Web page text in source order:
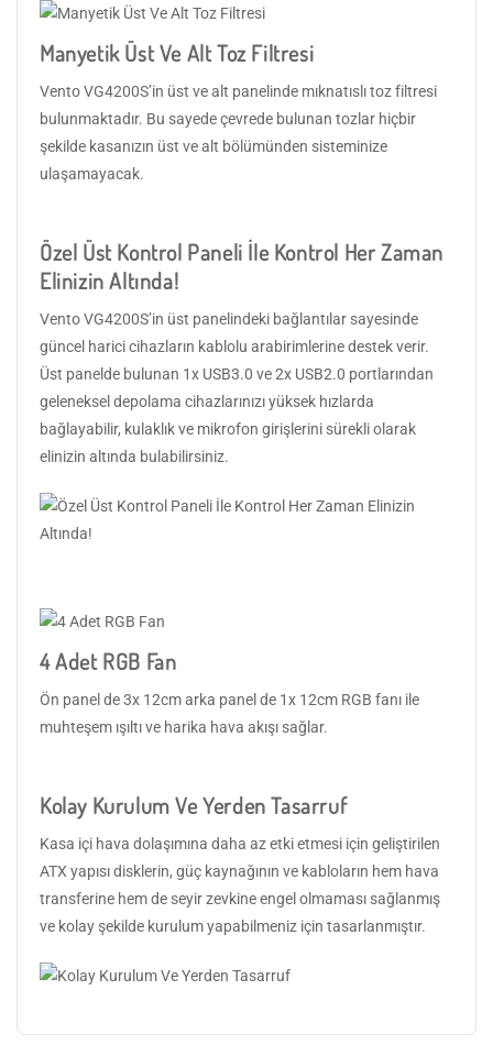
Manyetik Üst Ve Alt Toz Filtresi
Vento VG4200S’in üst ve alt panelinde mıknatıslı toz filtresi
bulunmaktadır. Bu sayede çevrede bulunan tozlar hiçbir
şekilde kasanızın üst ve alt bölümünden sisteminize
ulaşamayacak.
Özel Üst Kontrol Paneli İle Kontrol Her Zaman
Elinizin Altında!
Vento VG4200S’in üst panelindeki bağlantılar sayesinde
güncel harici cihazların kablolu arabirimlerine destek verir.
Üst panelde bulunan 1x USB3.0 ve 2x USB2.0 portlarından
geleneksel depolama cihazlarınızı yüksek hızlarda
bağlayabilir, kulaklık ve mikrofon girişlerini sürekli olarak
elinizin altında bulabilirsiniz.
4 Adet RGB Fan
Ön panel de 3x 12cm arka panel de 1x 12cm RGB fanı ile
muhteşem ışıltı ve harika hava akışı sağlar.
Kolay Kurulum Ve Yerden Tasarruf
Kasa içi hava dolaşımına daha az etki etmesi için geliştirilen
ATX yapısı disklerin, güç kaynağının ve kabloların hem hava
transferine hem de seyir zevkine engel olmaması sağlanmış
ve kolay şekilde kurulum yapabilmeniz için tasarlanmıştır.